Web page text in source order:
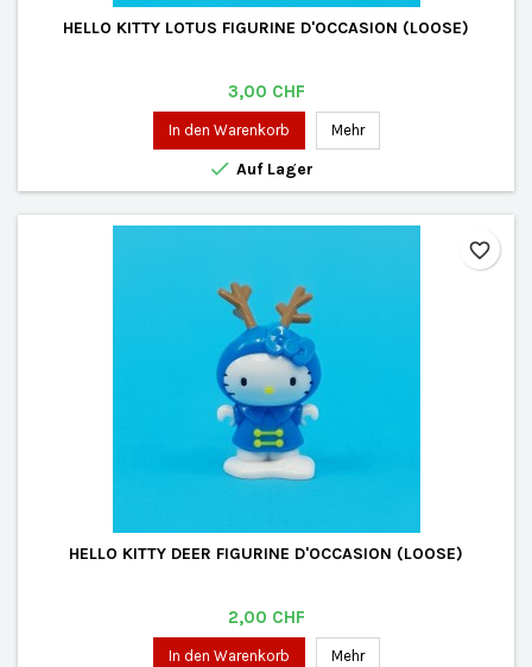
HELLO KITTY LOTUS FIGURINE D'OCCASION (LOOSE)
Preis
3,00 CHF
In den Warenkorb Mehr
 Auf Lager
HELLO KITTY DEER FIGURINE D'OCCASION (LOOSE)
Preis
2,00 CHF
In den Warenkorb Mehr
favorite_border